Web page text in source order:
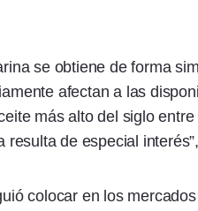
se obtiene de forma
afectan a las
más alto del siglo
de especial
colocar en los